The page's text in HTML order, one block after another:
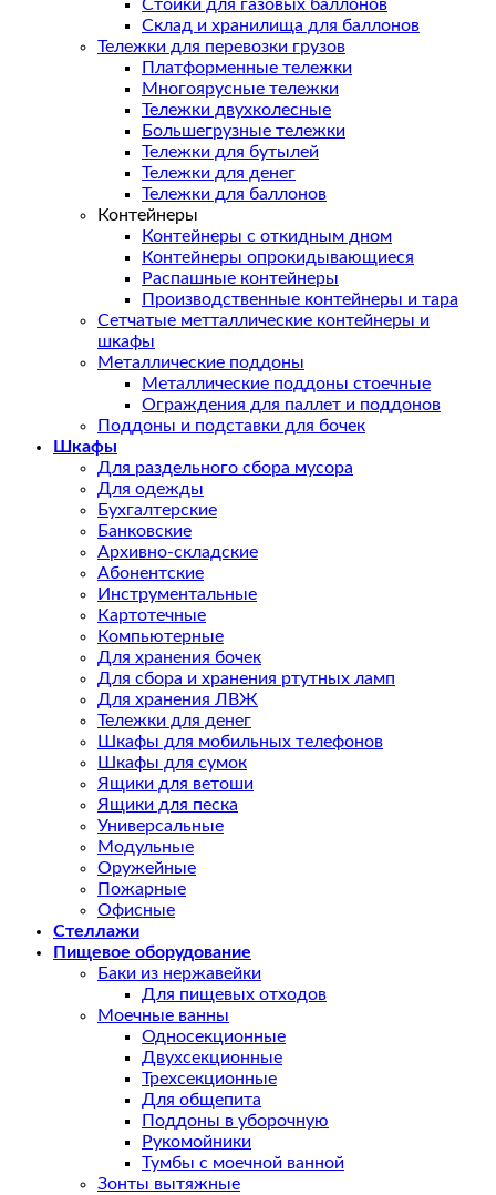
Стойки для газовых баллонов
Склад и хранилища для баллонов
Тележки для перевозки грузов
Платформенные тележки
Многоярусные тележки
Тележки двухколесные
Большегрузные тележки
Тележки для бутылей
Тележки для денег
Тележки для баллонов
Контейнеры
Контейнеры с откидным дном
Контейнеры опрокидывающиеся
Распашные контейнеры
Производственные контейнеры и тара
Сетчатые метталлические контейнеры и
шкафы
Металлические поддоны
Металлические поддоны стоечные
Ограждения для паллет и поддонов
Поддоны и подставки для бочек
Шкафы
Для раздельного сбора мусора
Для одежды
Бухгалтерские
Банковские
Архивно-складские
Абонентские
Инструментальные
Картотечные
Компьютерные
Для хранения бочек
Для сбора и хранения ртутных ламп
Для хранения ЛВЖ
Тележки для денег
Шкафы для мобильных телефонов
Шкафы для сумок
Ящики для ветоши
Ящики для песка
Универсальные
Модульные
Оружейные
Пожарные
Офисные
Стеллажи
Пищевое оборудование
Баки из нержавейки
Для пищевых отходов
Моечные ванны
Односекционные
Двухсекционные
Трехсекционные
Для общепита
Поддоны в уборочную
Рукомойники
Тумбы с моечной ванной
Зонты вытяжные